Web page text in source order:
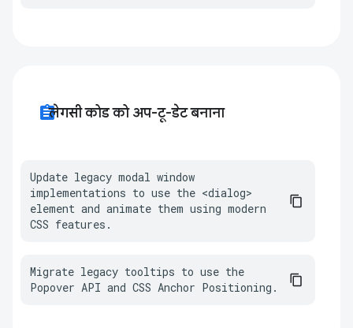
assignmentलेगसी कोड को अप-टू-डेट बनाना
Update legacy modal window
implementations to use the <dialog>
element and animate them using modern
CSS features.
Migrate legacy tooltips to use the
Popover API and CSS Anchor Positioning.